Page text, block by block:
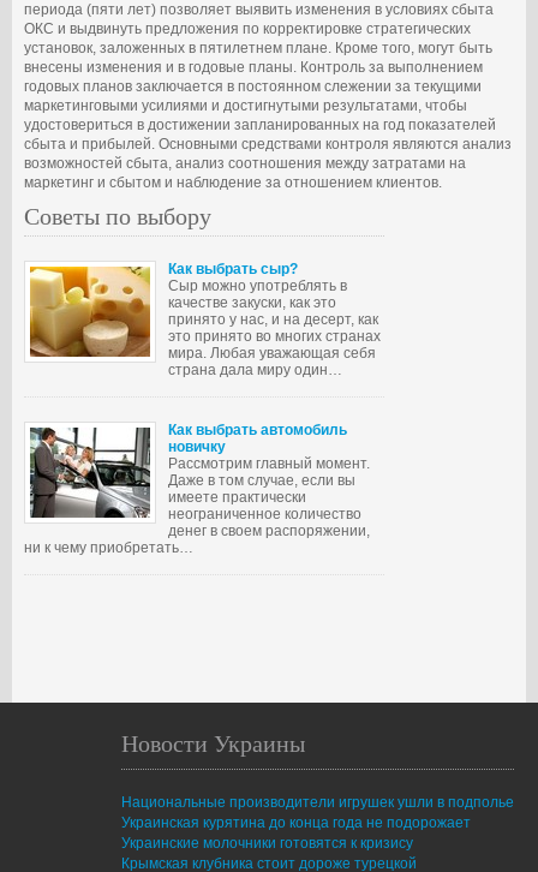
периода (пяти лет) позволяет выявить изменения в условиях сбыта
ОКС и выдвинуть предложения по корректировке стратегических
установок, заложенных в пятилетнем плане. Кроме того, могут быть
внесены изменения и в годовые планы. Контроль за выполнением
годовых планов заключается в постоянном слежении за текущими
маркетинговыми усилиями и достигнутыми результатами, чтобы
удостовериться в достижении запланированных на год показателей
сбыта и прибылей. Основными средствами контроля являются анализ
возможностей сбыта, анализ соотношения между затратами на
маркетинг и сбытом и наблюдение за отношением клиентов.
Советы по выбору
Как выбрать сыр?
Сыр можно употреблять в
качестве закуски, как это
принято у нас, и на десерт, как
это принято во многих странах
мира. Любая уважающая себя
страна дала миру один…
Как выбрать автомобиль
новичку
Рассмотрим главный момент.
Даже в том случае, если вы
имеете практически
неограниченное количество
денег в своем распоряжении,
ни к чему приобретать…
Новости Украины
Национальные производители игрушек ушли в подполье
Украинская курятина до конца года не подорожает
Украинские молочники готовятся к кризису
Крымская клубника стоит дороже турецкой